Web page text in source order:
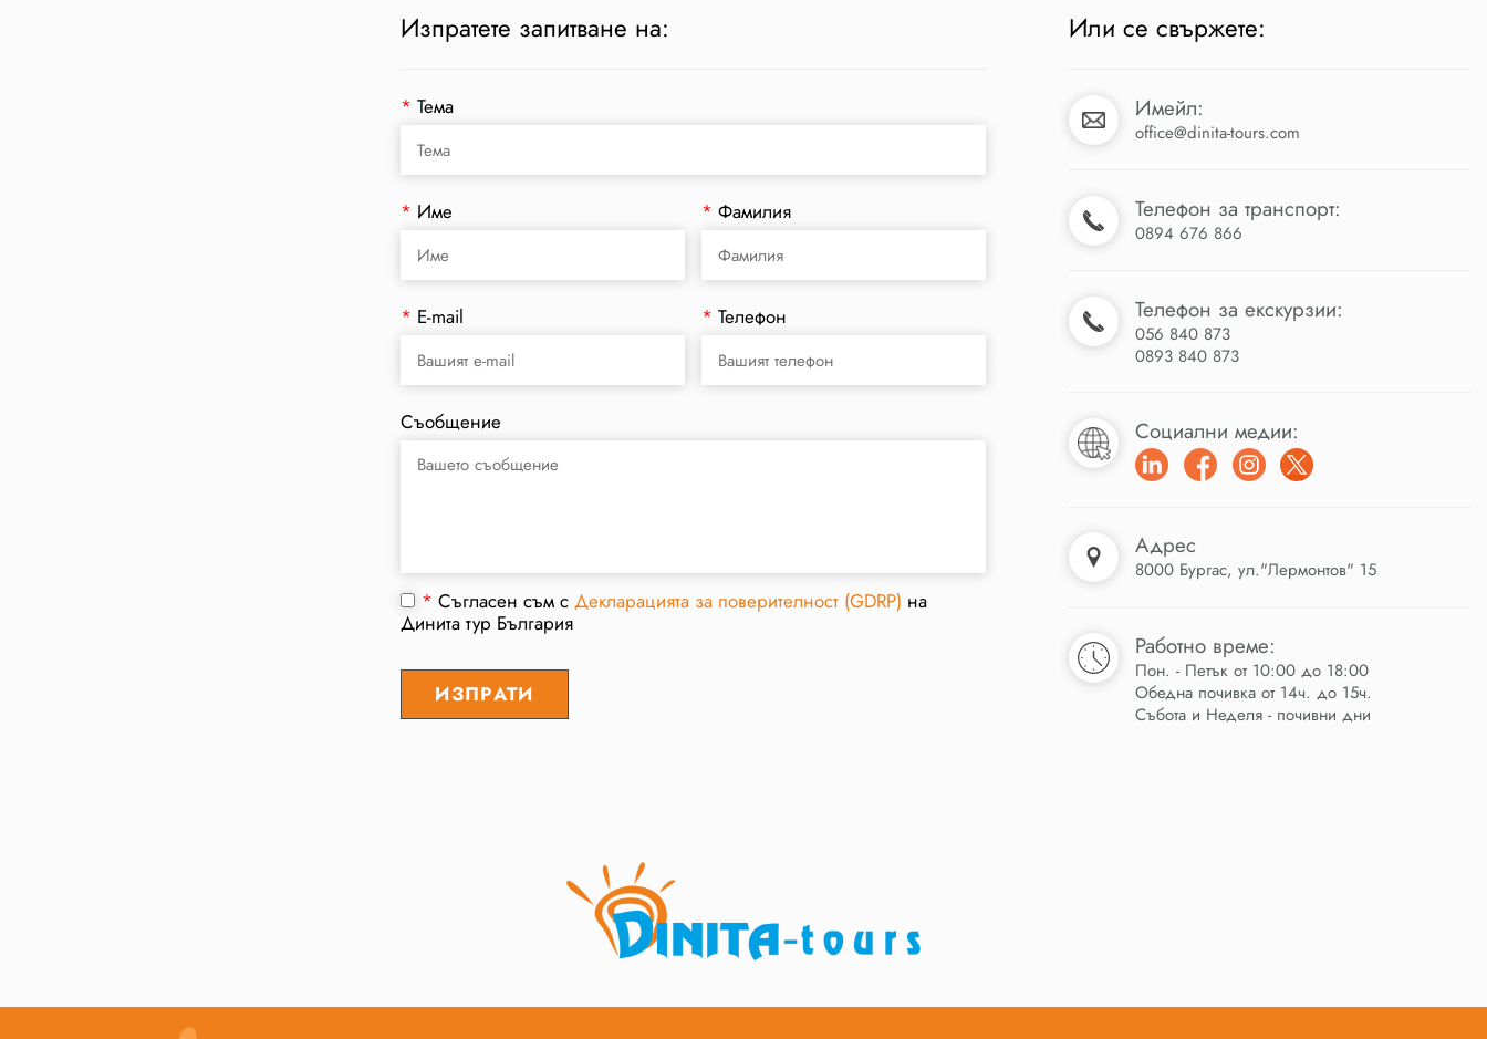
Изпратете запитване на:
*Тема
* Име *Фамилия
* E-mail *Телефон
Съобщение
* Съгласен съм с Декларацията за поверителност (GDRP) на
Динита тур България
Или се свържете:
Имейл:
office@dinita-tours.com
Телефон за транспорт:
0894 676 866
Телефон за екскурзии:
056 840 873
0893 840 873
Социални медии:
Адрес
8000 Бургас, ул."Лермонтов" 15
Работно време:
Пон. - Петък от 10:00 до 18:00
Обедна почивка от 14ч. до 15ч.
Събота и Неделя - почивни дни